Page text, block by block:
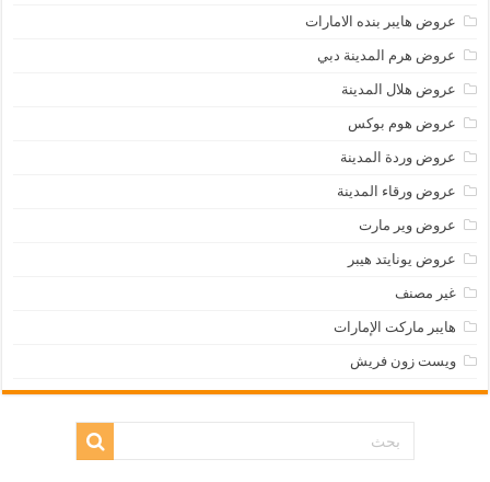
عروض هايبر بنده الامارات
عروض هرم المدينة دبي
عروض هلال المدينة
عروض هوم بوكس
عروض وردة المدينة
عروض ورقاء المدينة
عروض وير مارت
عروض يونايتد هيبر
غير مصنف
هايبر ماركت الإمارات
ويست زون فريش